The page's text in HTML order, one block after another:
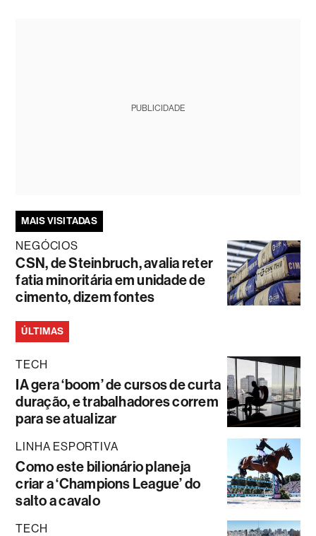
PUBLICIDADE
MAIS VISITADAS
NEGÓCIOS
CSN, de Steinbruch, avalia reter
fatia minoritária em unidade de
cimento, dizem fontes
ÚLTIMAS
TECH
IA gera ‘boom’ de cursos de curta
duração, e trabalhadores correm
para se atualizar
LINHA ESPORTIVA
Como este bilionário planeja
criar a ‘Champions League’ do
salto a cavalo
TECH